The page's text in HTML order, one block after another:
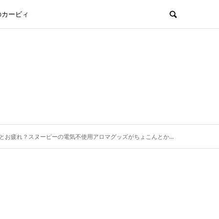
ービィ
疲れ？スヌーピーの電気不使用アロマグッズがちょこんとかわいいからお好きな香りで